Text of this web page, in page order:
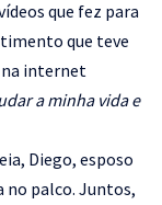
que fez para
que teve
na internet
a minha vida e
Diego, esposo
no palco. Juntos,